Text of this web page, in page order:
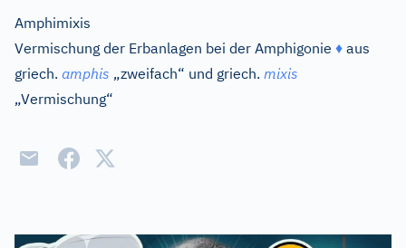
Amphimixis
Vermischung der Erbanlagen bei der Amphigonie ♦ aus
griech. amphis „zweifach“ und griech. mixis
„Vermischung“